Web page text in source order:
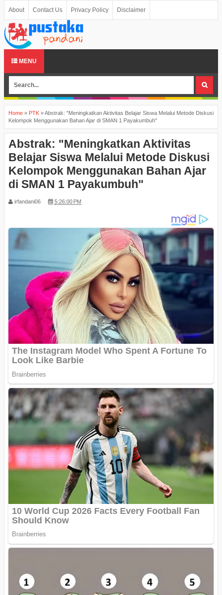
About Contact Us Privacy Policy Disclaimer
MENU
Home » PTK »Abstrak: "Meningkatkan Aktivitas Belajar Siswa Melalui Metode Diskusi
Kelompok Menggunakan Bahan Ajar di SMAN 1 Payakumbuh"
Abstrak: "Meningkatkan Aktivitas
Belajar Siswa Melalui Metode Diskusi
Kelompok Menggunakan Bahan Ajar
di SMAN 1 Payakumbuh"
irfandani06 5:26:00 PM